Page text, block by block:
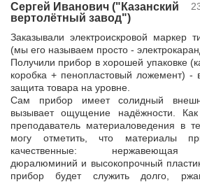
Сергей Иванович ("Казанский
вертолётный завод")
Заказывали электроискровой маркер
(мы его называем просто -
Получили прибор в хорошей упаковке
коробка + пенопластовый ложемент) -
защита товара на уровне.
Сам прибор имеет солидный
вызывает ощущение надёжности.
преподаватель материаловедения в
могу отметить, что материалы
качественные: нержавеющая
дюралюминий и высокопрочный
прибор будет служить долго,